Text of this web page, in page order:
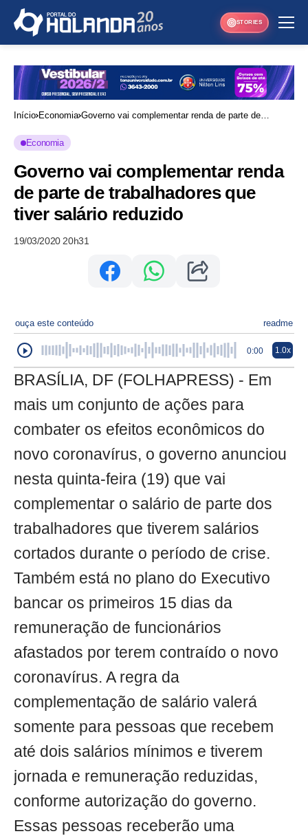
STORIES
Início Economia Governo vai complementar renda de parte de
Economia
Governo vai complementar renda
de parte de trabalhadores que
tiver salário reduzido
19/03/2020 20h31
ouça este conteúdo readme
0:00 1.0x
BRASÍLIA, DF (FOLHAPRESS) - Em
mais um conjunto de ações para
combater os efeitos econômicos do
novo coronavírus, o governo anunciou
nesta quinta-feira (19) que vai
complementar o salário de parte dos
trabalhadores que tiverem salários
cortados durante o período de crise.
Também está no plano do Executivo
bancar os primeiros 15 dias da
remuneração de funcionários
afastados por terem contraído o novo
coronavírus. A regra da
complementação de salário valerá
somente para pessoas que recebem
até dois salários mínimos e tiverem
jornada e remuneração reduzidas,
conforme autorização do governo.
Essas pessoas receberão uma